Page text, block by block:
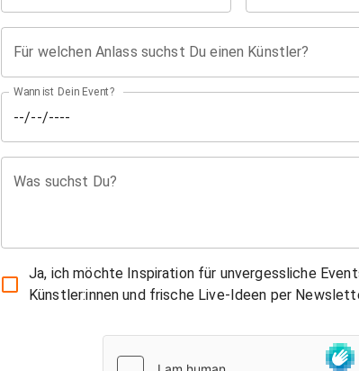
Für welchen Anlass suchst Du einen Künstler?
Wann ist Dein Event?
Was suchst Du?
Ja, ich möchte Inspiration für unvergessliche
Künstler:innen und frische Live-Ideen per